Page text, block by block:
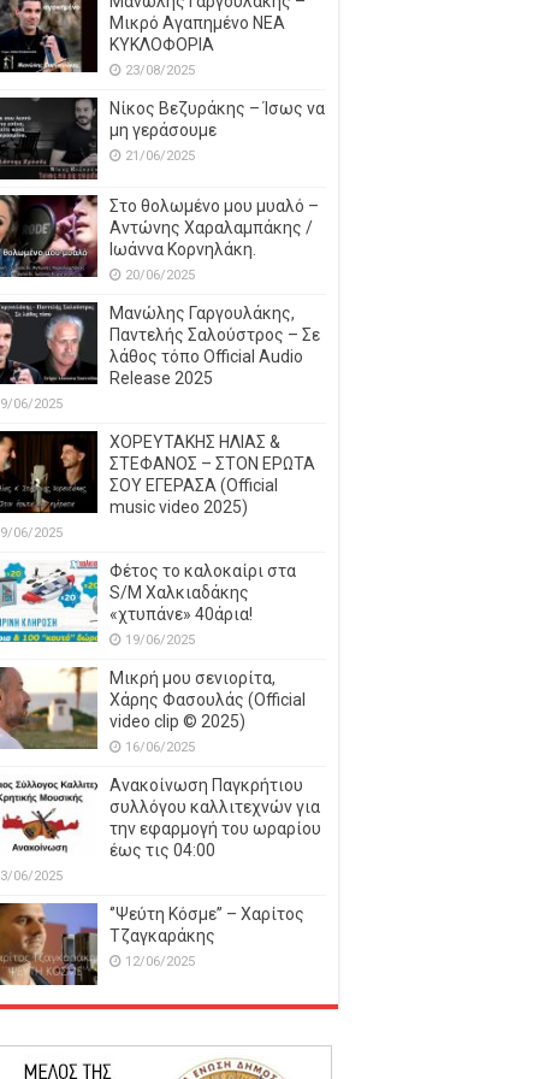
Μικρό Αγαπημένο NEΑ
ΚΥΚΛΟΦΟΡΙΑ
23/08/2025
Νίκος Βεζυράκης – Ίσως να
μη γεράσουμε
21/06/2025
Στο θολωμένο μου μυαλό –
Αντώνης Χαραλαμπάκης /
Ιωάννα Κορνηλάκη.
20/06/2025
Μανώλης Γαργουλάκης,
Παντελής Σαλούστρος – Σε
λάθος τόπο Official Audio
Release 2025
06/2025
ΧΟΡΕΥΤΑΚΗΣ ΗΛΙΑΣ &
ΣΤΕΦΑΝΟΣ – ΣΤΟΝ ΕΡΩΤΑ
ΣΟΥ ΕΓΕΡΑΣΑ (Official
music video 2025)
06/2025
Φέτος το καλοκαίρι στα
S/M Χαλκιαδάκης
«χτυπάνε» 40άρια!
19/06/2025
Μικρή μου σενιορίτα,
Χάρης Φασουλάς (Official
video clip © 2025)
16/06/2025
Ανακοίνωση Παγκρήτιου
συλλόγου καλλιτεχνών για
την εφαρμογή του ωραρίου
έως τις 04:00
06/2025
‘’Ψεύτη Κόσμε’’ – Χαρίτος
Τζαγκαράκης
12/06/2025